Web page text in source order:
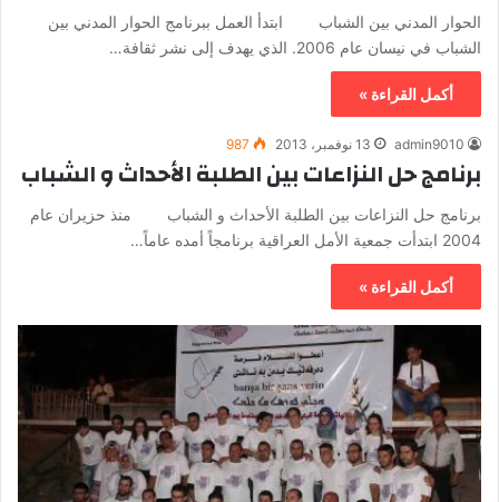
الحوار المدني بين الشباب ابتدأ العمل ببرنامج الحوار المدني بين
الشباب في نيسان عام 2006. الذي يهدف إلى نشر ثقافة…
أكمل القراءة »
admin9010 13 نوفمبر، 2013 987
برنامج حل النزاعات بين الطلبة الأحداث و الشباب
برنامج حل النزاعات بين الطلبة الأحداث و الشباب منذ حزيران عام
2004 ابتدأت جمعية الأمل العراقية برنامجاً أمده عاماً…
أكمل القراءة »